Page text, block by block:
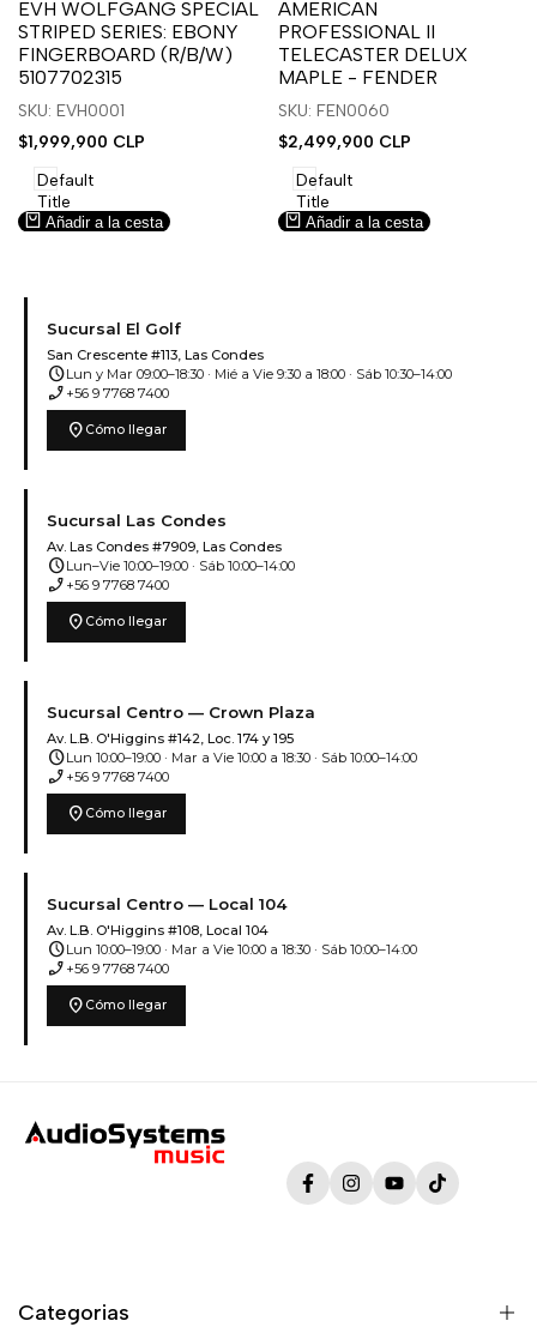
usar
la
lista
deseos.
usar
Compare
EVH WOLFGANG SPECIAL
STRIPED SERIES: EBONY
FINGERBOARD (R/B/W)
5107702315
SKU: EVH0001
Precio
venta
$1,999,900 CLP
Default
Title
Añadir a la cesta
usar
la
lista
deseos.
usar
Compare
AMERICAN
PROFESSIONAL II
TELECASTER DELUX
MAPLE - FENDER
SKU: FEN0060
Precio
venta
$2,499,900 CLP
Default
Title
Añadir a la cesta
Sucursal El Golf
San Crescente #113, Las Condes
scheduleLun y Mar 09:00–18:30 · Mié a Vie 9:30 a 18:00 · Sáb 10:30–14:00
phone_enabled +56 9 7768 7400
location_on Cómo llegar
Sucursal Las Condes
Av. Las Condes #7909, Las Condes
scheduleLun–Vie 10:00–19:00 · Sáb 10:00–14:00
phone_enabled +56 9 7768 7400
location_on Cómo llegar
Sucursal Centro — Crown Plaza
Av. L.B. O'Higgins #142, Loc. 174 y 195
scheduleLun 10:00–19:00 · Mar a Vie 10:00 a 18:30 · Sáb 10:00–14:00
phone_enabled +56 9 7768 7400
location_on Cómo llegar
Sucursal Centro — Local 104
Av. L.B. O'Higgins #108, Local 104
scheduleLun 10:00–19:00 · Mar a Vie 10:00 a 18:30 · Sáb 10:00–14:00
phone_enabled +56 9 7768 7400
location_on Cómo llegar
FacebookInstagramYouTubeTikTok
Categorias